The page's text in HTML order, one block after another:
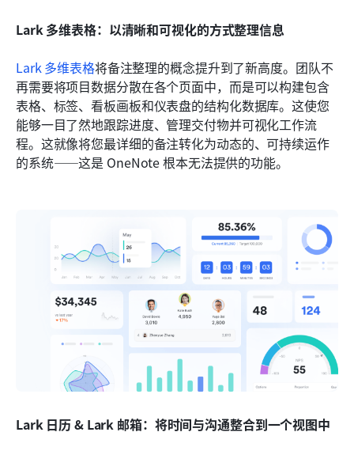
Lark 多维表格：以清晰和可视化的方式整理信息
Lark 多维表格将备注整理的概念提升到了新高度。团队不
再需要将项目数据分散在各个页面中，而是可以构建包含
表格、标签、看板画板和仪表盘的结构化数据库。这使您
能够一目了然地跟踪进度、管理交付物并可视化工作流
程。这就像将您最详细的备注转化为动态的、可持续运作
的系统——这是 OneNote 根本无法提供的功能。
Lark 日历 & Lark 邮箱：将时间与沟通整合到一个视图中